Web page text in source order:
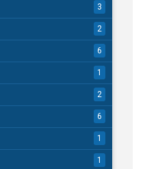
3
2
6
1
2
6
1
1